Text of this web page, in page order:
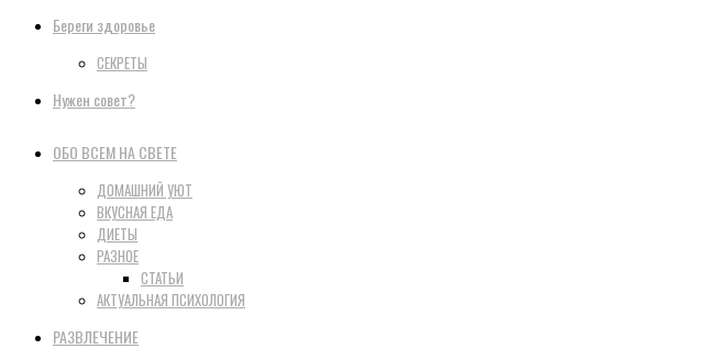
Береги здоровье
СЕКРЕТЫ
Нужен совет?
ОБО ВСЕМ НА СВЕТЕ
ДОМАШНИЙ УЮТ
ВКУСНАЯ ЕДА
ДИЕТЫ
РАЗНОЕ
СТАТЬИ
АКТУАЛЬНАЯ ПСИХОЛОГИЯ
РАЗВЛЕЧЕНИЕ